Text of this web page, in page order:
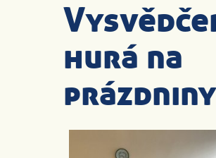
hurá na
prázdniny